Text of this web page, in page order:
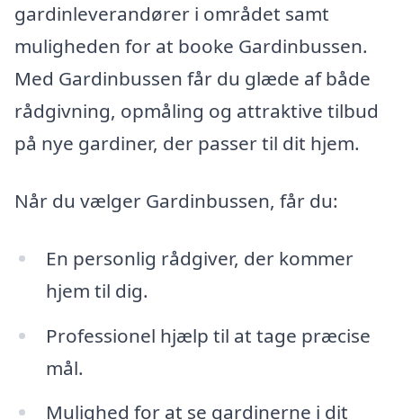
gardinleverandører i området samt
muligheden for at booke Gardinbussen.
Med Gardinbussen får du glæde af både
rådgivning, opmåling og attraktive tilbud
på nye gardiner, der passer til dit hjem.
Når du vælger Gardinbussen, får du:
En personlig rådgiver, der kommer
hjem til dig.
Professionel hjælp til at tage præcise
mål.
Mulighed for at se gardinerne i dit